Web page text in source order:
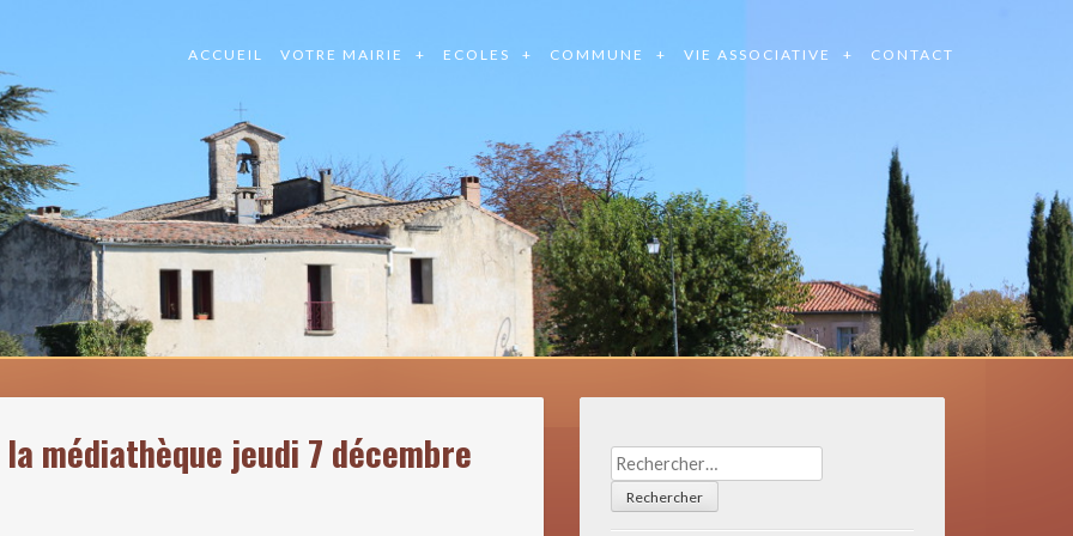
ACCUEIL VOTRE MAIRIE ECOLES COMMUNE VIE ASSOCIATIVE CONTACT
médiathèque jeudi 7 décembre
Rechercher :